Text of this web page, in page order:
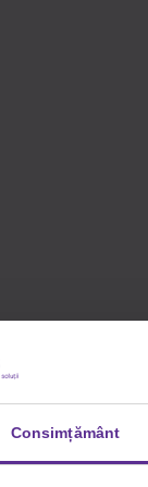
Consimțământ